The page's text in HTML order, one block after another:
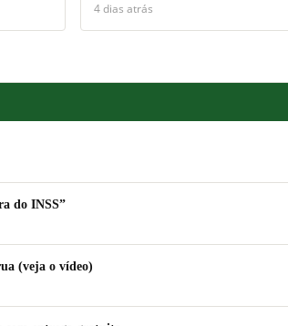
4 dias atrás
do INSS”
(veja o vídeo)